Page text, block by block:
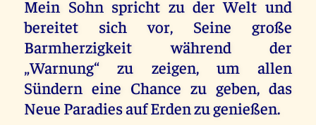
Mein Sohn spricht zu der Welt und
bereitet sich vor, Seine große
Barmherzigkeit während der
„Warnung“ zu zeigen, um allen
Sündern eine Chance zu geben, das
Neue Paradies auf Erden zu genießen.